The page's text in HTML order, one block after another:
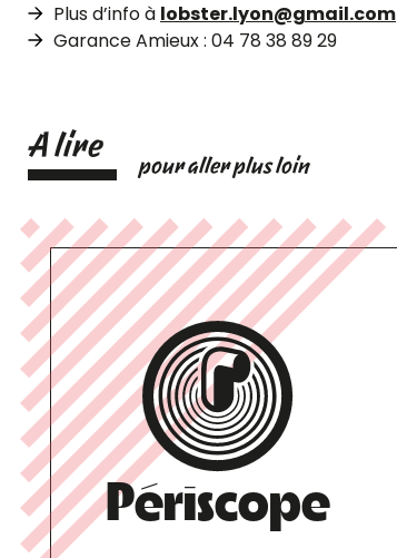
Plus d’info à lobster.lyon@gmail.com
Garance Amieux : 04 78 38 89 29
A lire
pour aller plus loin
Périscope